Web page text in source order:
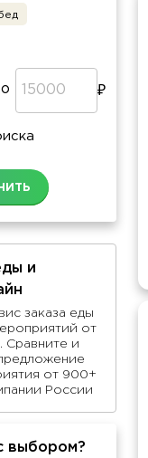
и
заказа еды
от
Сравните и
от 900+
России
выбором?